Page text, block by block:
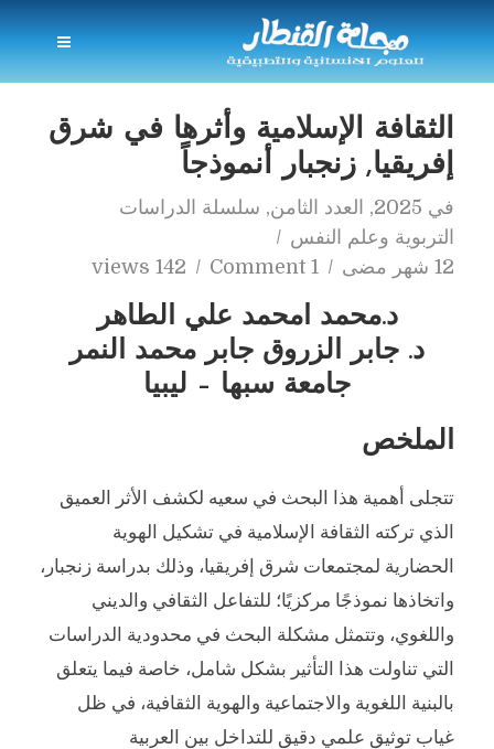
الثقافة الإسلامية وأثرها في شرق
إفريقيا, زنجبار أنموذجاً
في 2025
, العدد الثامن, سلسلة الدراسات
التربوية وعلم النفس
12 شهر مضى
1 Comment
142 views
د.محمد امحمد علي الطاهر
د. جابر الزروق جابر محمد النمر
جامعة سبها – ليبيا
الملخص
تتجلى أهمية هذا البحث في سعيه لكشف الأثر العميق
الذي تركته الثقافة الإسلامية في تشكيل الهوية
الحضارية لمجتمعات شرق إفريقيا، وذلك بدراسة زنجبار،
واتخاذها نموذجًا مركزيًا؛ للتفاعل الثقافي والديني
واللغوي، وتتمثل مشكلة البحث في محدودية الدراسات
التي تناولت هذا التأثير بشكل شامل، خاصة فيما يتعلق
بالبنية اللغوية والاجتماعية والهوية الثقافية، في ظل
غياب توثيق علمي دقيق للتداخل بين العربية